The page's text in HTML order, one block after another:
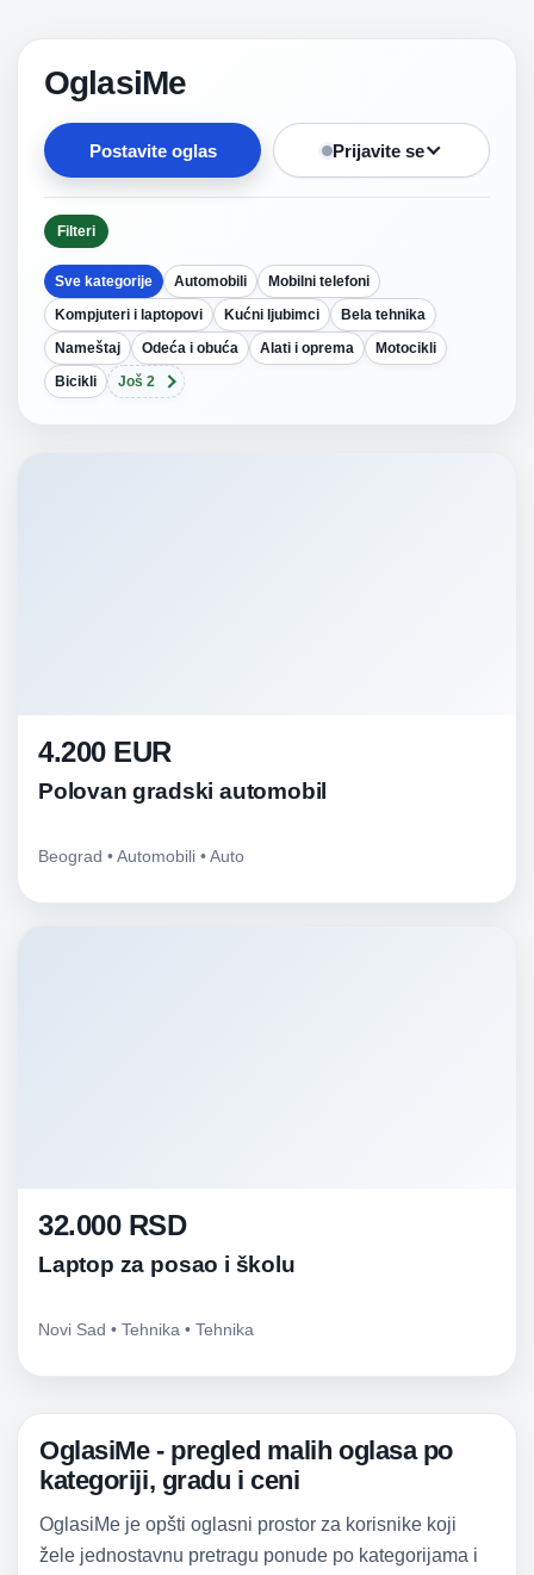
OglasiMe
Postavite oglas Prijavite se
Filteri
Sve kategorije Automobili
Mobilni telefoni
Kompjuteri i laptopovi
Kućni ljubimci
Bela tehnika
Nameštaj
Odeća i obuća Alati i oprema
Motocikli
Bicikli
Još 2
4.200 EUR
Polovan gradski automobil
Beograd • Automobili • Auto
32.000 RSD
Laptop za posao i školu
Novi Sad • Tehnika • Tehnika
OglasiMe - pregled malih oglasa po
kategoriji, gradu i ceni
OglasiMe je opšti oglasni prostor za korisnike koji
žele jednostavnu pretragu ponude po kategorijama i